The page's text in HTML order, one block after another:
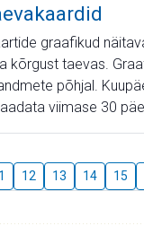
graafikud
kõrgust taevas.
põhjal.
viimase 30
12 13 14 15